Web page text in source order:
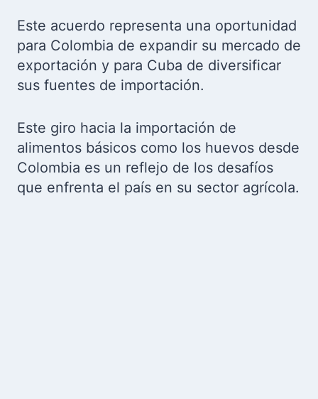
Este acuerdo representa una oportunidad
para Colombia de expandir su mercado de
exportación y para Cuba de diversificar
sus fuentes de importación.
Este giro hacia la importación de
alimentos básicos como los huevos desde
Colombia es un reflejo de los desafíos
que enfrenta el país en su sector agrícola.